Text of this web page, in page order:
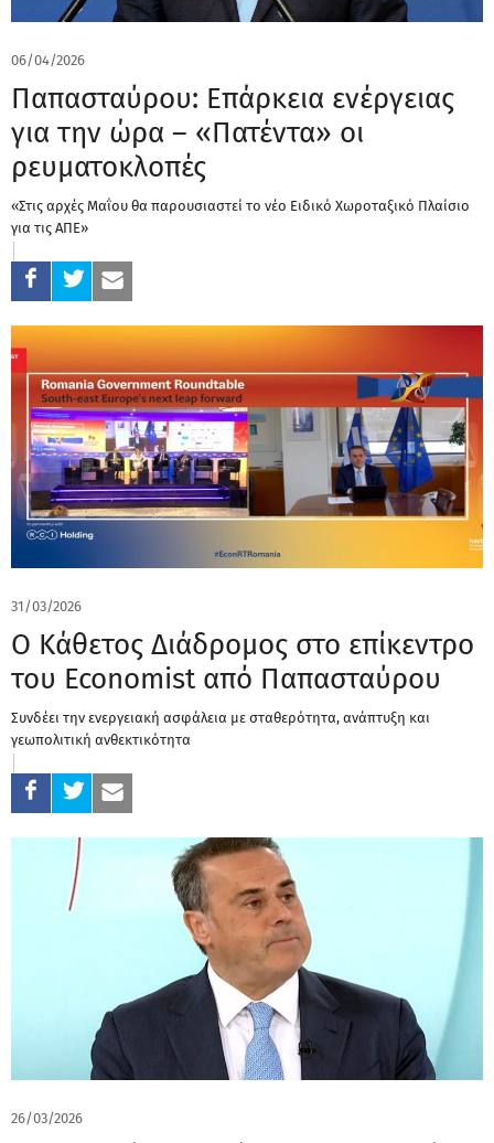
06/04/2026
Παπασταύρου: Eπάρκεια ενέργειας
για την ώρα – «Πατέντα» οι
ρευματοκλοπές
«Στις αρχές Μαΐου θα παρουσιαστεί το νέο Ειδικό Χωροταξικό Πλαίσιο
για τις ΑΠΕ»
31/03/2026
Ο Κάθετος Διάδρομος στο επίκεντρο
του Economist από Παπασταύρου
Συνδέει την ενεργειακή ασφάλεια με σταθερότητα, ανάπτυξη και
γεωπολιτική ανθεκτικότητα
26/03/2026